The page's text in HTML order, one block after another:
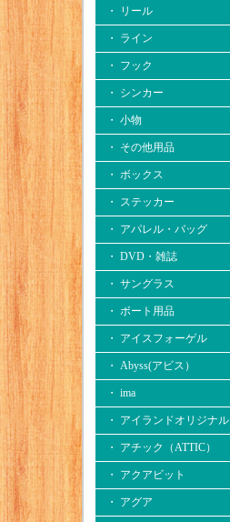
・ リール
・ ライン
・ フック
・ シンカー
・ 小物
・ その他用品
・ ボックス
・ ステッカー
・ アパレル・バッグ
・ DVD・雑誌
・ サングラス
・ ボート用品
・ アイスフォーゲル
・ Abyss(アビス）
・ ima
・ アイランドオリジナル
・ アチック（ATTIC）
・ アクアビット
・ アグア